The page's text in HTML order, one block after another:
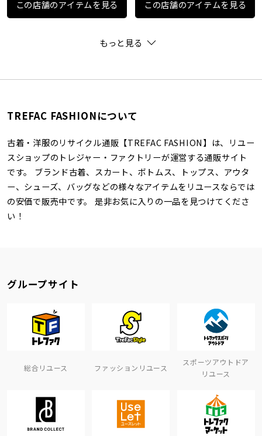
この店舗のアイテムを見る
この店舗のアイテムを見る
もっと見る
TREFAC FASHIONについて
古着・洋服のリサイクル通販【TREFAC FASHION】は、リユー
スショップのトレジャー・ファクトリーが運営する通販サイト
です。 ブランド古着、スカート、ボトムス、トップス、アウタ
ー、シューズ、バッグなどの様々なアイテムをリユースならでは
の安価で販売中です。 是非お気に入りの一品を見つけてくださ
い！
グループサイト
総合リユース ファッションリユース
スポーツアウトドア
リユース